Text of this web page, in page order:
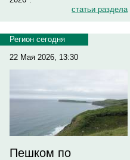
статьи раздела
Регион сегодня
22 Мая 2026, 13:30
Пешком по